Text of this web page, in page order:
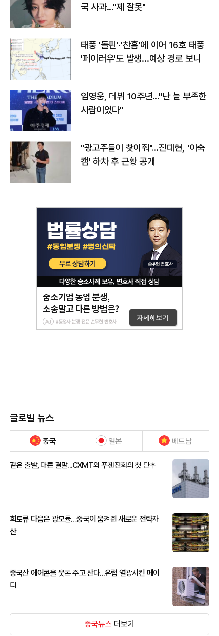
국 사과…"제 잘못"
태풍 '돌핀'·'찬홈'에 이어 16호 태풍
'페이러우'도 발생…예상 경로 보니
임영웅, 데뷔 10주년…"난 늘 부족한
사람이었다"
"광고주들이 찾아줘"…진태현, '이숙
캠' 하차 후 근황 공개
글로벌 뉴스
중국 일본 베트남
같은 출발, 다른 결말...CXMT와 푸젠진화의 첫 단추
희토류 다음은 광모듈…중국이 움켜쥔 새로운 전략자
산
중국산 에어콘을 웃돈 주고 산다...유럽 열광시킨 메이
디
중국뉴스 더보기